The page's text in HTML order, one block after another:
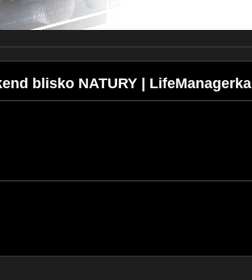
blisko NATURY | LifeManagerka